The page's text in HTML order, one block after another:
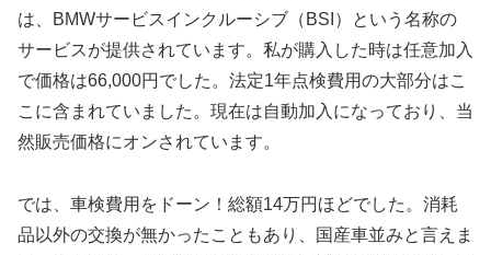
は、BMWサービスインクルーシブ（BSI）という名称の
サービスが提供されています。私が購入した時は任意加入
で価格は66,000円でした。法定1年点検費用の大部分はこ
こに含まれていました。現在は自動加入になっており、当
然販売価格にオンされています。
では、車検費用をドーン！総額14万円ほどでした。消耗
品以外の交換が無かったこともあり、国産車並みと言えま